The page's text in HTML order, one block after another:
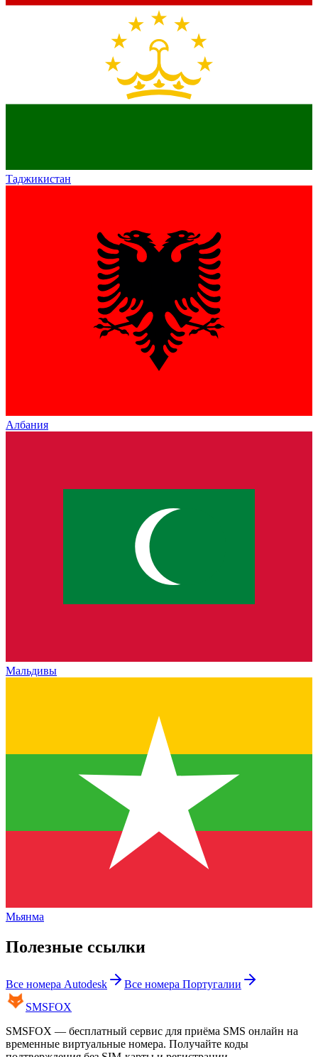
Таджикистан
Албания
Мальдивы
Мьянма
Полезные ссылки
Все номера Autodesk Все номера Португалии
SMSFOX
SMSFOX — бесплатный сервис для приёма SMS онлайн на
временные виртуальные номера. Получайте коды